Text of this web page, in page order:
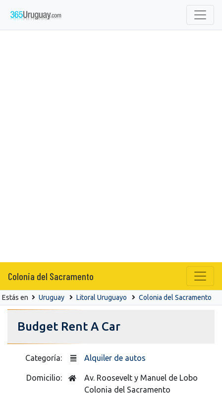
Colonia del Sacramento
Estás en Uruguay Litoral Uruguayo Colonia del Sacramento
Budget Rent A Car
Categoría: Alquiler de autos
Domicilio:
Av. Roosevelt y Manuel de Lobo
Colonia del Sacramento